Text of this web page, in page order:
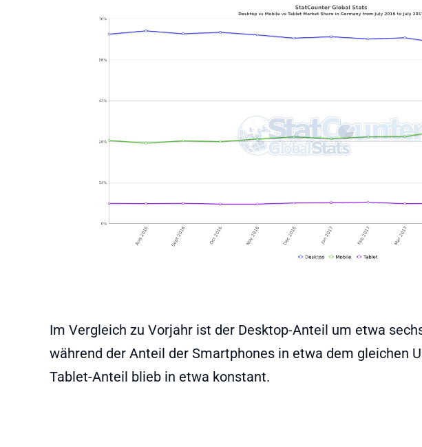
Im Vergleich zu Vorjahr ist der Desktop-Anteil um etwa
während der Anteil der Smartphones in etwa dem gleichen
Tablet-Anteil blieb in etwa konstant.